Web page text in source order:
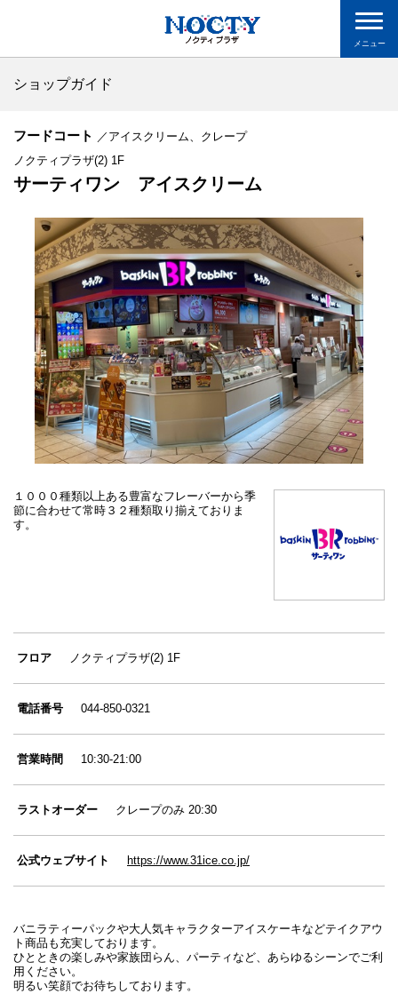
メニュー
ショップガイド
フードコート ／アイスクリーム、クレープ
ノクティプラザ(2) 1F
サーティワン アイスクリーム
１０００種類以上ある豊富なフレーバーから季
節に合わせて常時３２種類取り揃えておりま
す。
フロア ノクティプラザ(2) 1F
電話番号 044-850-0321
営業時間 10:30-21:00
ラストオーダー クレープのみ 20:30
公式ウェブサイト https://www.31ice.co.jp/
バニラティーパックや大人気キャラクターアイスケーキなどテイクアウ
ト商品も充実しております。
ひとときの楽しみや家族団らん、パーティなど、あらゆるシーンでご利
用ください。
明るい笑顔でお待ちしております。